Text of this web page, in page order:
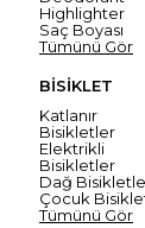
Highlighter
Saç Boyası
Tümünü Gör
BİSİKLET
Katlanır
Bisikletler
Elektrikli
Bisikletler
Dağ
Çocuk
Tümünü Gör